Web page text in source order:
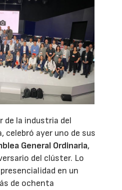
de la industria del
celebró ayer uno de sus
General Ordinaria,
del clúster. Lo
en un
de ochenta